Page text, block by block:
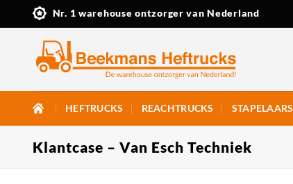
naar
Nr. 1 warehouse ontzorger van Nederland
HEFTRUCKS REACHTRUCKS STAPELAARS
Klantcase – Van Esch Techniek